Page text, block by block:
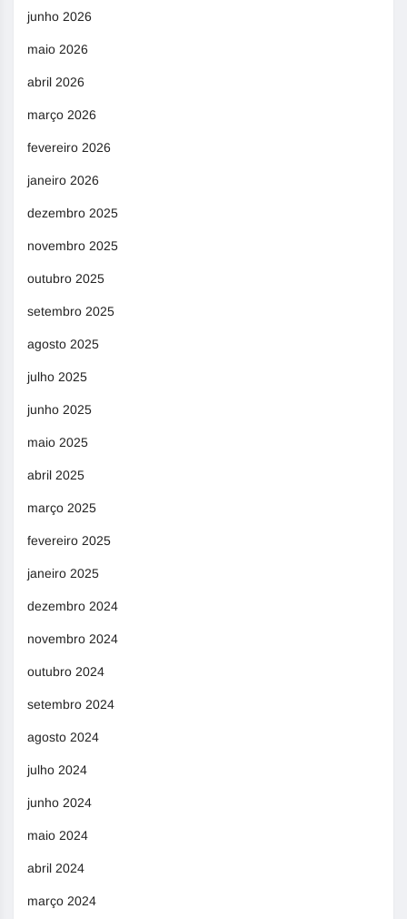
junho 2026
maio 2026
abril 2026
março 2026
fevereiro 2026
janeiro 2026
dezembro 2025
novembro 2025
outubro 2025
setembro 2025
agosto 2025
julho 2025
junho 2025
maio 2025
abril 2025
março 2025
fevereiro 2025
janeiro 2025
dezembro 2024
novembro 2024
outubro 2024
setembro 2024
agosto 2024
julho 2024
junho 2024
maio 2024
abril 2024
março 2024